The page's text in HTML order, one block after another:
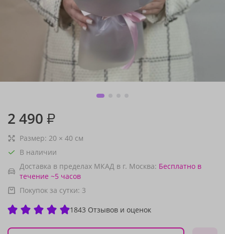
2 490 ₽
Размер: 20 × 40 см
В наличии
Доставка в пределах МКАД в г. Москва: Бесплатно в
течение ~5 часов
Покупок за сутки: 3
1843 Отзывов и оценок